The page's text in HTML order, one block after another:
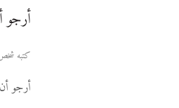
أرجو
كتبه شخص مجهول يوم 20
أرجو